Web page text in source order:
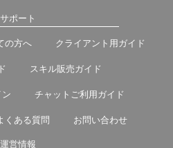
サポート
の方へ クライアント用ガイド
スキル販売ガイド
チャットご利用ガイド
くある質問 お問い合わせ
運営情報